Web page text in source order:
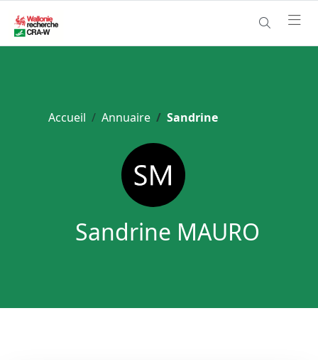
Accueil Annuaire Sandrine
Sandrine MAURO